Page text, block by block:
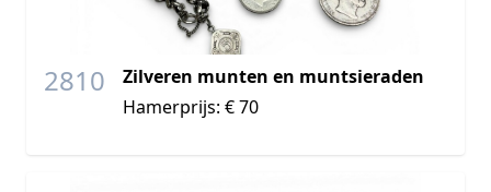
2810
Zilveren munten en muntsieraden
Hamerprijs: € 70